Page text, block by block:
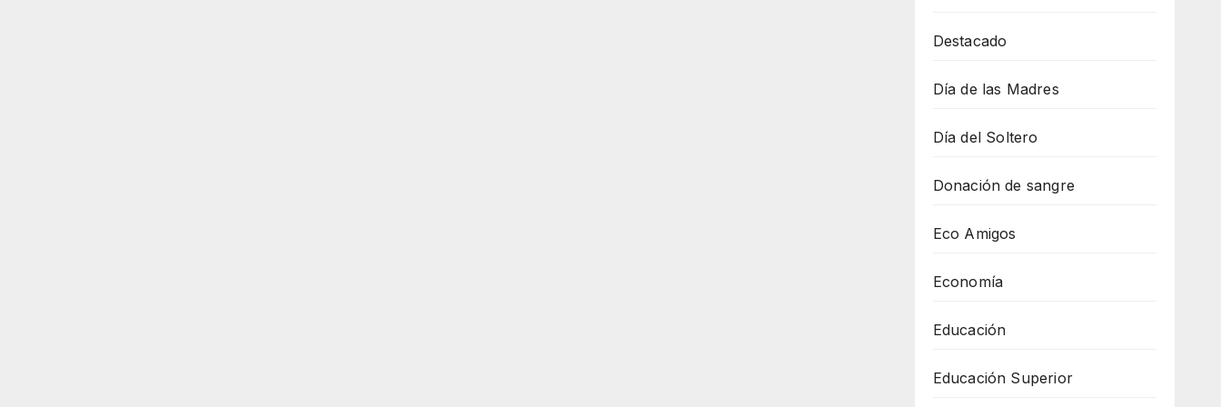
Destacado
Día de las Madres
Día del Soltero
Donación de sangre
Eco Amigos
Economía
Educación
Educación Superior